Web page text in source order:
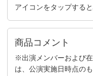
アイコンをタップする
商品コメント
※出演メンバーおよび
は、公演実施日時点の